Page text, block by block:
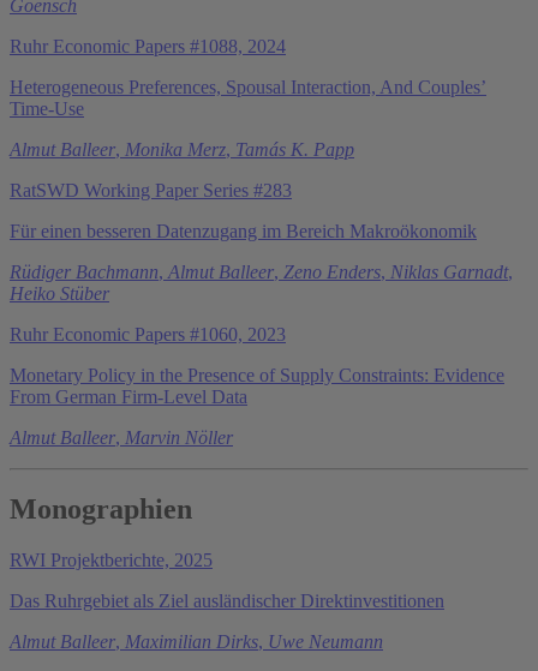
Goensch
Ruhr Economic Papers #1088, 2024
Heterogeneous Preferences, Spousal Interaction, And Couples’
Time-Use
Almut Balleer, Monika Merz, Tamás K. Papp
RatSWD Working Paper Series #283
Für einen besseren Datenzugang im Bereich Makroökonomik
Rüdiger Bachmann, Almut Balleer, Zeno Enders, Niklas Garnadt,
Heiko Stüber
Ruhr Economic Papers #1060, 2023
Monetary Policy in the Presence of Supply Constraints: Evidence
From German Firm-Level Data
Almut Balleer, Marvin Nöller
Monographien
RWI Projektberichte, 2025
Das Ruhrgebiet als Ziel ausländischer Direktinvestitionen
Almut Balleer, Maximilian Dirks, Uwe Neumann